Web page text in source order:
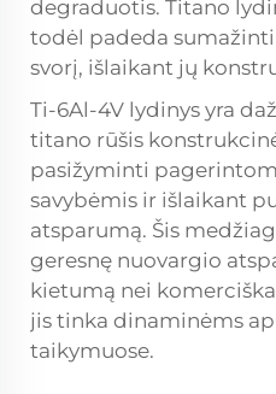
degraduotis. Titano
todėl padeda
svorį, išlaikant jų
Ti-6Al-4V lydinys yra
titano rūšis
pasižyminti
savybėmis ir išlaikant
atsparumą. Šis
geresnę nuovargio
kietumą nei
jis tinka dinaminėms
taikymuose.